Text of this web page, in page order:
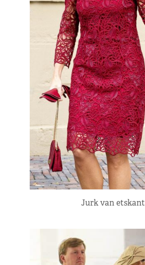
Jurk van etskant